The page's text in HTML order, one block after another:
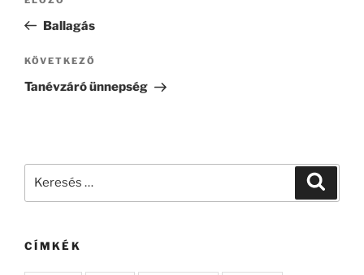
bejegyzés
Ballagás
Következő
bejegyzés
KÖVETKEZŐ
Tanévzáró ünnepség
CÍMKÉK